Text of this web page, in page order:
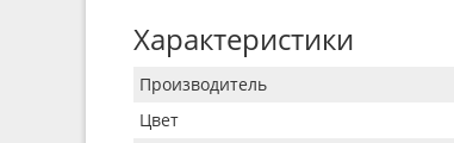
Характеристики
Производитель
Цвет